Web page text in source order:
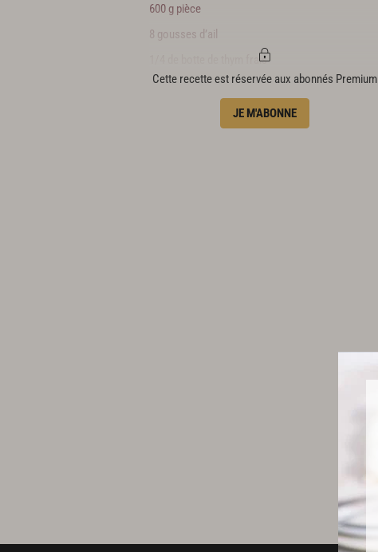
600 g pièce
8 gousses d’ail
1/4 de botte de thym frais
1/2 botte de sarriette
2 branches de romarin
Cette recette est réservée aux abonnés Premium
JE M'ABONNE